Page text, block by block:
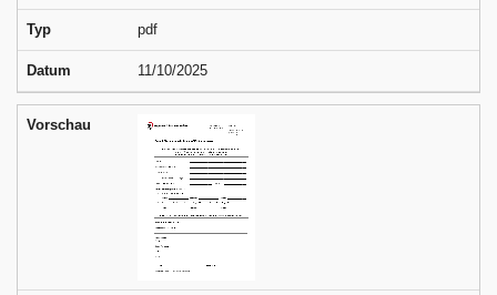
Typ pdf
Datum 11/10/2025
Vorschau